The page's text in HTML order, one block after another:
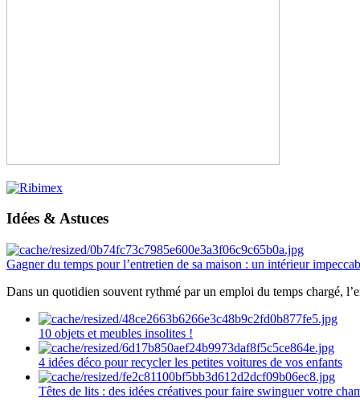
Idées & Astuces
Gagner du temps pour l’entretien de sa maison : un intérieur
Dans un quotidien souvent rythmé par un emploi du temps chargé,
10 objets et meubles insolites !
4 idées déco pour recycler les petites voitures de vos enfants
Têtes de lits : des idées créatives pour faire swinguer votre